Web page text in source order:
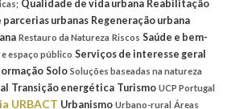
Qualidade de vida urbana Reabilitação
parcerias urbanas Regeneração urbana
Restauro da Natureza Riscos Saúde e bem-
e espaço público Serviços de interesse geral
Solo Soluções baseadas na natureza
Transição energética Turismo UCP Portugal
URBACT Urbanismo Urbano-rural Áreas